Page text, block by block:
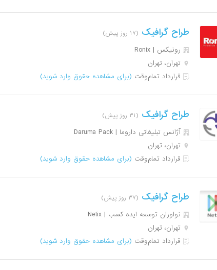
طراح گرافیک (۱۷ روز پیش)
رونیکس | Ronix
تهران، تهران
قرارداد تمام‌وقت (برای مشاهده حقوق وارد شوید)
طراح گرافیک (۳۱ روز پیش)
آژانس تبلیغاتی داروما | Daruma Pack
تهران، تهران
قرارداد تمام‌وقت (برای مشاهده حقوق وارد شوید)
طراح گرافیک (۳۷ روز پیش)
نواوران توسعه ایده کسب | Netix
تهران، تهران
قرارداد تمام‌وقت (برای مشاهده حقوق وارد شوید)